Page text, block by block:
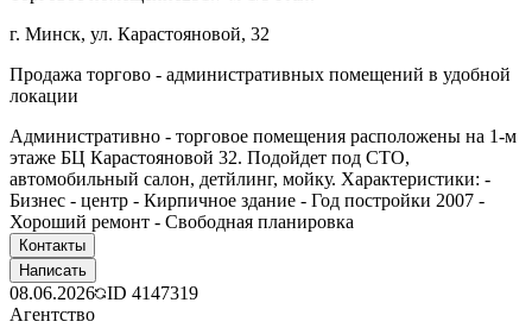
г. Минск, ул. Карастояновой, 32
Продажа торгово - административных помещений в удобной
локации
Административно - торговое помещения расположены на 1-м
этаже БЦ Карастояновой 32. Подойдет под СТО,
автомобильный салон, детйлинг, мойку. Характеристики: -
Бизнес - центр - Кирпичное здание - Год постройки 2007 -
Хороший ремонт - Свободная планировка
Контакты
Написать
08.06.2026 ID 4147319
Агентство